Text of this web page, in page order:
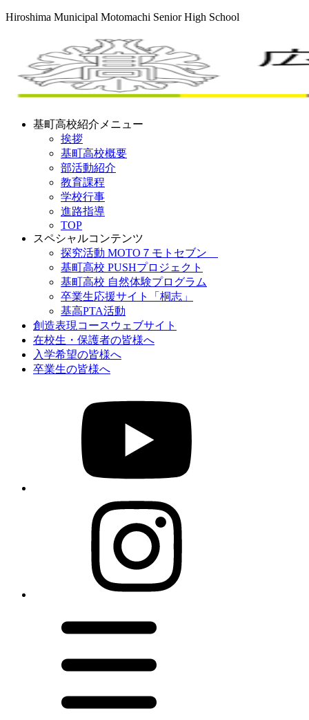
Hiroshima Municipal Motomachi Senior High School
基町高校紹介メニュー
挨拶
基町高校概要
部活動紹介
教育課程
学校行事
進路指導
TOP
スペシャルコンテンツ
探究活動 MOTO７モトセブン
基町高校 PUSHプロジェクト
基町高校 自然体験プログラム
卒業生応援サイト「桐志」
基高PTA活動
創造表現コースウェブサイト
在校生・保護者の皆様へ
入学希望の皆様へ
卒業生の皆様へ